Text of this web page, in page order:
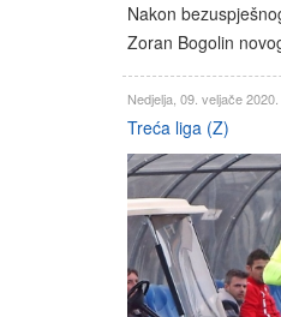
Nakon
Zoran Bogolin
Nedjelja, 09. veljače
Treća liga (Z)